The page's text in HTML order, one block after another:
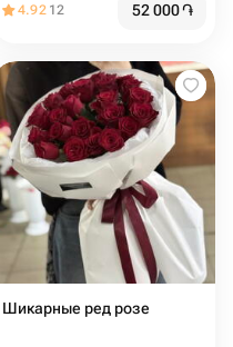
4.92 12 52 000֏
Шикарные ред розе